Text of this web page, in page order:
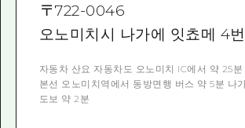
〒722-0046
오노미치시 나가에 잇쵸메 4
자동차 산요 자동차도 오노미치 IC에서 약 25분
본선 오노미치역에서 동방면행 버스 약 5분 나
도보 약 2분